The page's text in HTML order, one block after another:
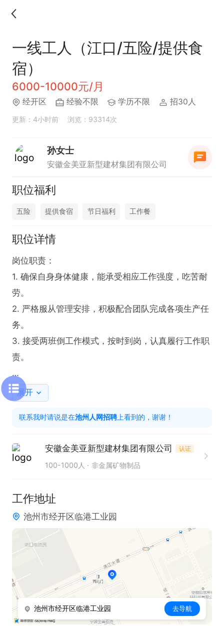
一线工人（江口/五险/提供食
宿）
6000-10000元/月
经开区 经验不限 学历不限 招30人
更新：4小时前 浏览：93314次
孙女士
安徽金美亚新型建材集团有限公司
职位福利
五险 提供食宿 节日福利 工作餐
职位详情
岗位职责：
1. 确保自身身体健康，能承受相应工作强度，吃苦耐
劳。
2. 严格服从管理安排，积极配合团队完成各项生产任
务。
3. 接受两班倒工作模式，按时到岗，认真履行工作职
责。
任职要求：
1. 具备良好的身体素质，能够适应一线工作环境。
2. 拥有吃苦耐劳的精神，愿意投入到高强度的工作
3. 服从管理，具备较强的纪律性和团队协作能力。
展开
联系我时请说是在池州人网招聘上看到的，谢谢！
安徽金美亚新型建材集团有限公司 认证
100-1000人 非金属矿物制品
工作地址
池州市经开区临港工业园
池州市经开区临港工业园 去导航